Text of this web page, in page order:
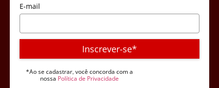
E-mail
Inscrever-se*
*Ao se cadastrar, você concorda com a
nossa Política de Privacidade